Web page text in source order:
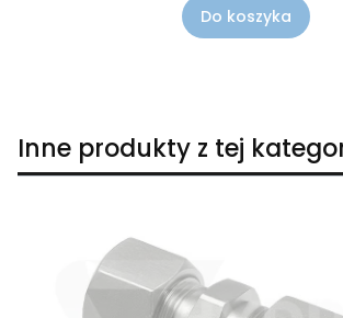
Do koszyka
Inne produkty z tej